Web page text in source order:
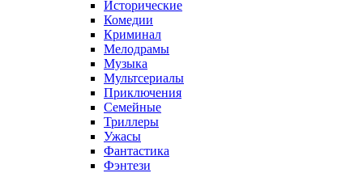
Исторические
Комедии
Криминал
Мелодрамы
Музыка
Мультсериалы
Приключения
Семейные
Триллеры
Ужасы
Фантастика
Фэнтези